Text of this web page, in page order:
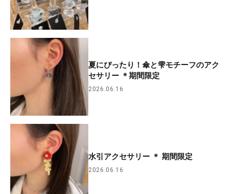
夏にぴったり！傘と雫モチーフのアク
セサリー ＊期間限定
2026.06.16
水引アクセサリー ＊ 期間限定
2026.06.16